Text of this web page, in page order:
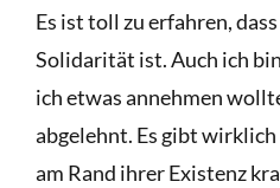
Es ist toll zu erfahren,
Solidarität ist. Auch ich
ich etwas annehmen
abgelehnt. Es gibt
am Rand ihrer Existenz